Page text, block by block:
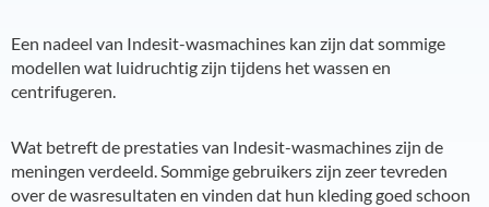
Een nadeel van Indesit-wasmachines kan zijn dat sommige
modellen wat luidruchtig zijn tijdens het wassen en
centrifugeren.
Wat betreft de prestaties van Indesit-wasmachines zijn de
meningen verdeeld. Sommige gebruikers zijn zeer tevreden
over de wasresultaten en vinden dat hun kleding goed schoon